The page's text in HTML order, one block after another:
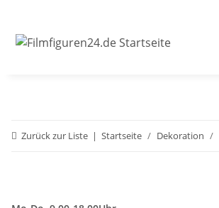
Zurück zur Liste Startseite Dekoration